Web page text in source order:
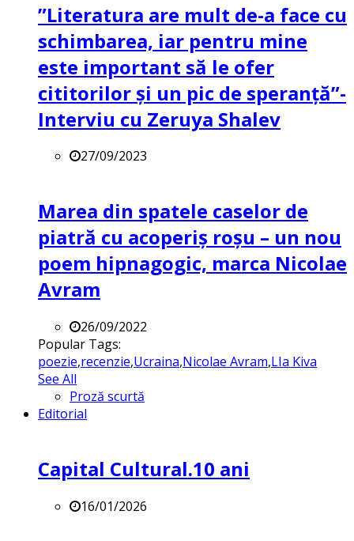
”Literatura are mult de-a face cu
schimbarea, iar pentru mine
este important să le ofer
cititorilor și un pic de speranță”-
Interviu cu Zeruya Shalev
27/09/2023
Marea din spatele caselor de
piatră cu acoperiș roșu – un nou
poem hipnagogic, marca Nicolae
Avram
26/09/2022
Popular Tags:
poezie,recenzie,Ucraina,Nicolae Avram,LIa Kiva
See All
Proză scurtă
Editorial
Capital Cultural.10 ani
16/01/2026